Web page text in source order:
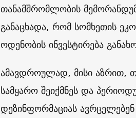
თანამშრომლობის
განაცხადა, რომ სომხეთის
ოდენობის ინვესტირება
ამავდროულად, მისი აზრით,
სამყარო შეიქმნეს და
დეზინფორმაციას